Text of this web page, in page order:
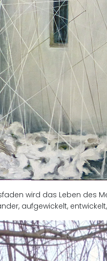
wird das Leben des
aufgewickelt,